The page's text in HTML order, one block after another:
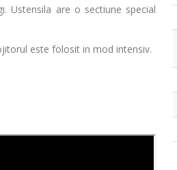
Ustensila are o sectiune special
este folosit in mod intensiv.